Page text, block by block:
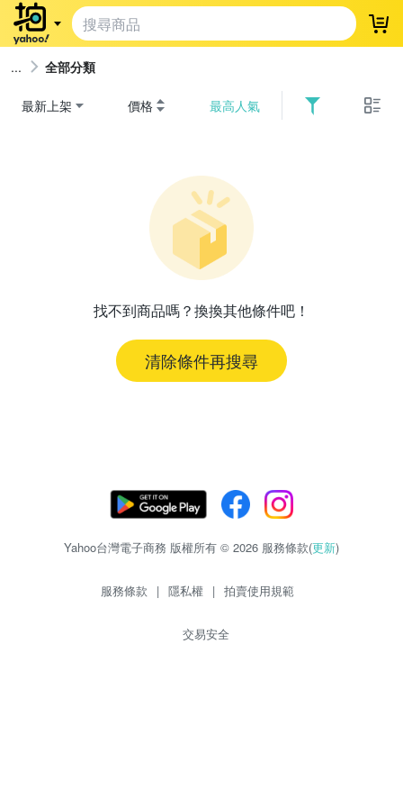
登
全部分類
最新上架 價格 最高人氣
找不到商品嗎？換換其他條件吧！
清除條件再搜尋
Yahoo台灣電子商務 版權所有 © 2026 服務條款(更新)
服務條款 | 隱私權 | 拍賣使用規範
交易安全